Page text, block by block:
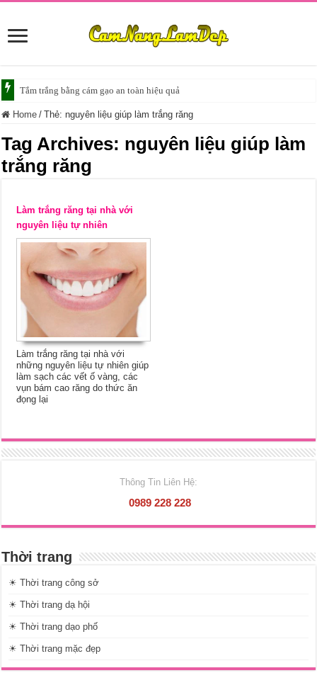
Tắm trắng bằng cám gạo an toàn hiệu quả
Home / Thẻ:nguyên liệu giúp làm trắng răng
Tag Archives: nguyên liệu giúp làm
trắng răng
Làm trắng răng tại nhà với
nguyên liệu tự nhiên
Làm trắng răng tại nhà với
những nguyên liệu tự nhiên giúp
làm sạch các vết ố vàng, các
vụn bám cao răng do thức ăn
đọng lại
Thông Tin Liên Hệ:
0989 228 228
Thời trang
☀ Thời trang công sở
☀ Thời trang dạ hội
☀ Thời trang dạo phố
☀ Thời trang mặc đẹp